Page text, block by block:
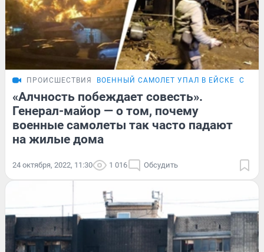
ПРОИСШЕСТВИЯ ВОЕННЫЙ САМОЛЕТ УПАЛ В ЕЙСКЕ
«Алчность побеждает совесть».
Генерал-майор — о том, почему
военные самолеты так часто падают
на жилые дома
24 октября, 2022, 11:30 1 016 Обсудить